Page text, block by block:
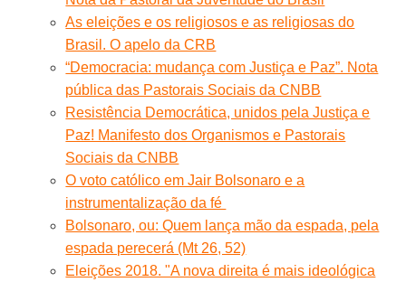
As eleições e os religiosos e as religiosas do
Brasil. O apelo da CRB
“Democracia: mudança com Justiça e Paz”. Nota
pública das Pastorais Sociais da CNBB
Resistência Democrática, unidos pela Justiça e
Paz! Manifesto dos Organismos e Pastorais
Sociais da CNBB
O voto católico em Jair Bolsonaro e a
instrumentalização da fé
Bolsonaro, ou: Quem lança mão da espada, pela
espada perecerá (Mt 26, 52)
Eleições 2018. "A nova direita é mais ideológica